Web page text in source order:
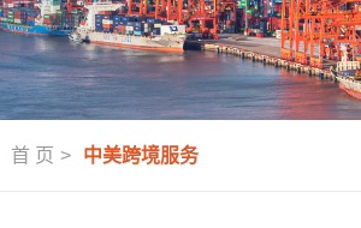
首 页 > 中美跨境服务